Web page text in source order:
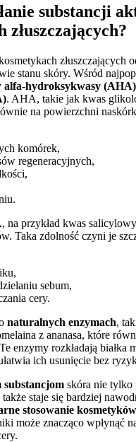
substancji
złuszczających?
złuszczających
stanu skóry. Wśród
alfa-hydroksykwasy (AHA)
. AHA, takie jak kwas
na powierzchni
komórek,
regeneracyjnych,
na przykład kwas
Taka zdolność czyni je
sebum,
cery.
naturalnych enzymach,
z ananasa, które
enzymy rozkładają białka
ich usunięcie bez
skóra nie tylko
staje się bardziej
stosowanie kosmetyków
może znacząco wpłynąć